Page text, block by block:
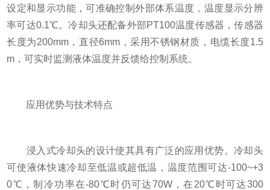
设定和显示功能，可准确控制外部体系温度，温度显示分辨
率可达0.1℃。冷却头还配备外部PT100温度传感器，传感器
长度为200mm，直径6mm，采用不锈钢材质，电缆长度1.5
m，可实时监测液体温度并反馈给控制系统。
应用优势与技术特点
浸入式冷却头的设计使其具有广泛的应用优势。冷却头
可使液体快速冷却至低温或超低温，温度范围可达-100~+3
0℃，制冷功率在-80℃时仍可达70W，在20℃时可达300